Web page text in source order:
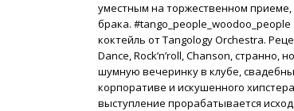
уместным на торжественном
брака.
коктейль от Tangology Orchestra.
Dance, Rock’n’roll, Chanson, странно,
шумную вечеринку в клубе,
корпоративе и искушенного
выступление прорабатывается